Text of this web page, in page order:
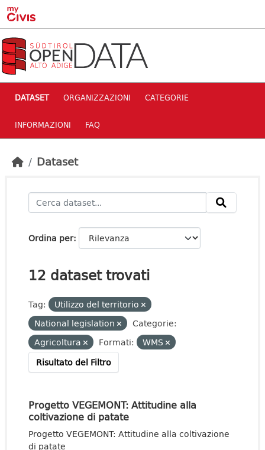
Skip to main content
DATASET ORGANIZZAZIONI CATEGORIE
INFORMAZIONI FAQ
Dataset
Ordina per
12 dataset trovati
Tag:
Utilizzo del territorio
National legislation
Categorie:
Agricoltura
Formati:
WMS
Risultato del Filtro
Progetto VEGEMONT: Attitudine alla
coltivazione di patate
Progetto VEGEMONT: Attitudine alla coltivazione
di patate